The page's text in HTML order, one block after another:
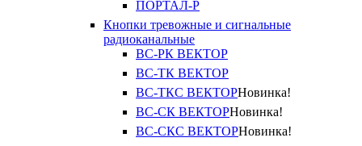
ПОРТАЛ-Р
Кнопки тревожные и сигнальные
радиоканальные
ВС-РК ВЕКТОР
ВС-ТК ВЕКТОР
ВС-ТКС ВЕКТОРНовинка!
ВС-СК ВЕКТОРНовинка!
ВС-СКС ВЕКТОРНовинка!